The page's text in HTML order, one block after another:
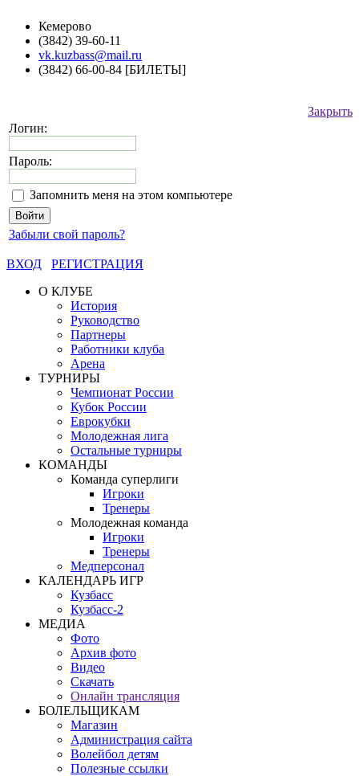
Кемерово
(3842) 39-60-11
vk.kuzbass@mail.ru
(3842) 66-00-84 [БИЛЕТЫ]
Закрыть
Логин:
Пароль:
Запомнить меня на этом компьютере
Забыли свой пароль?
ВХОД
РЕГИСТРАЦИЯ
О КЛУБЕ
История
Руководство
Партнеры
Работники клуба
Арена
ТУРНИРЫ
Чемпионат России
Кубок России
Еврокубки
Молодежная лига
Остальные турниры
КОМАНДЫ
Команда суперлиги
Игроки
Тренеры
Молодежная команда
Игроки
Тренеры
Медперсонал
КАЛЕНДАРЬ ИГР
Кузбасс
Кузбасс-2
МЕДИА
Фото
Архив фото
Видео
Скачать
Онлайн трансляция
БОЛЕЛЬЩИКАМ
Магазин
Администрация сайта
Волейбол детям
Полезные ссылки